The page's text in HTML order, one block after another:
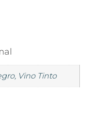
Vino Tinto